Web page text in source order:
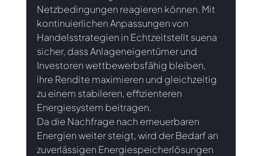
Netzbedingungen reagieren können. Mit
kontinuierlichen Anpassungen von
Handelsstrategien in Echtzeitstellt suena
sicher, dass Anlageneigentümer und
Investoren wettbewerbsfähig bleiben,
ihre Rendite maximieren und gleichzeitig
zu einem stabileren, effizienteren
Energiesystem beitragen.
Da die Nachfrage nach erneuerbaren
Energien weiter steigt, wird der Bedarf an
zuverlässigen Energiespeicherlösungen